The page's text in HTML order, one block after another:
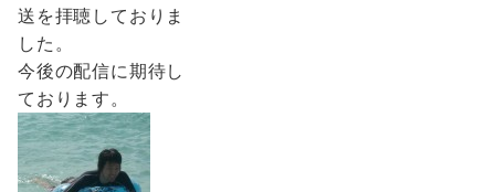
送を拝聴しておりま
した。
今後の配信に期待し
ております。